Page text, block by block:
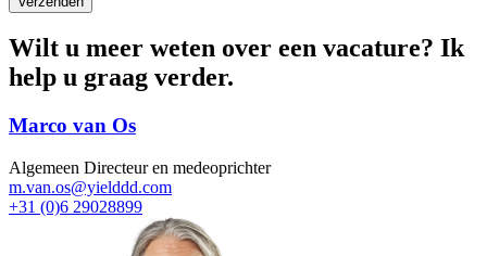
Wilt u meer weten over een vacature? Ik
help u graag verder.
Marco van Os
Algemeen Directeur en medeoprichter
m.van.os@yielddd.com
+31 (0)6 29028899